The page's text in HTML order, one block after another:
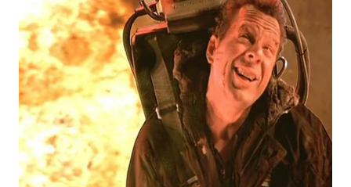
WN
NATUNA
WN
BINTAN
WN
MANDALIKA